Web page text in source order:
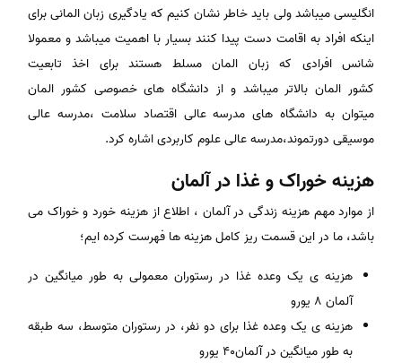
انگلیسی میباشد ولی باید خاطر نشان کنیم که یادگیری زبان المانی برای
اینکه افراد به اقامت دست پیدا کنند بسیار با اهمیت میباشد و معمولا
شانس افرادی که زبان المان مسلط هستند برای اخذ تابعیت
کشور المان بالاتر میباشد و از دانشگاه های خصوصی کشور المان
میتوان به دانشگاه های مدرسه عالی اقتصاد سلامت ،مدرسه عالی
موسیقی دورتموند،مدرسه عالی علوم کاربردی اشاره کرد.
هزینه خوراک و غذا در آلمان
از موارد مهم هزینه زندگی در آلمان ، اطلاع از هزینه خورد و خوراک می
باشد، ما در این قسمت ریز کامل هزینه ها فهرست کرده ایم؛
هزینه ی یک وعده غذا در رستوران معمولی به طور میانگین در
آلمان 8 یورو
هزینه ی یک وعده غذا برای دو نفر، در رستوران متوسط، سه طبقه
به طور میانگین در آلمان40 یورو